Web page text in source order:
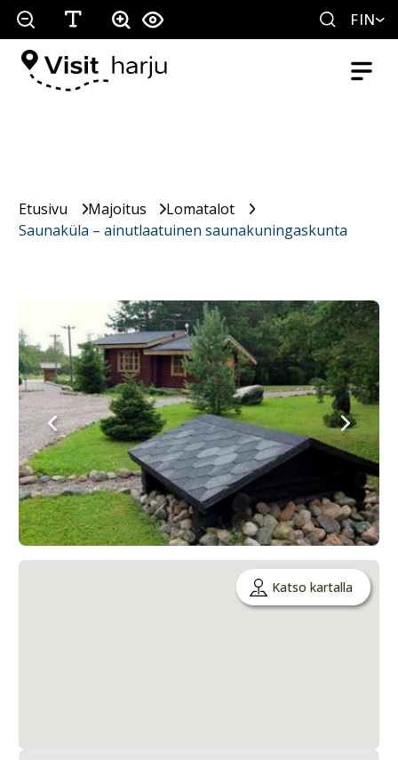
FIN
Etusivu Majoitus
Lomatalot
Saunaküla – ainutlaatuinen saunakuningaskunta
Katso kartalla